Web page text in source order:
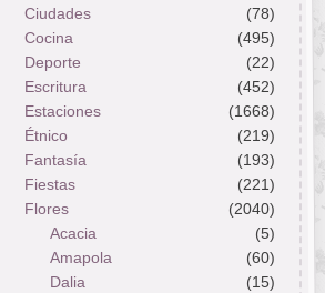
Ciudades
(78)
Cocina
(495)
Deporte
(22)
Escritura
(452)
Estaciones
(1668)
Étnico
(219)
Fantasía
(193)
Fiestas
(221)
Flores
(2040)
Acacia
(5)
Amapola
(60)
Dalia
(15)